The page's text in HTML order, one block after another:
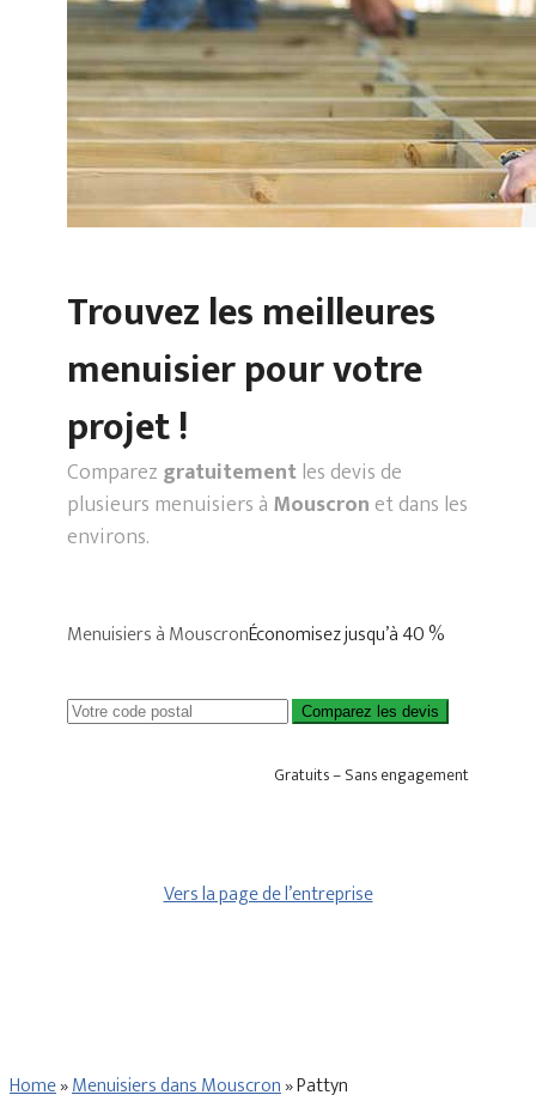
Trouvez les meilleures
menuisier pour votre
projet !
Comparez gratuitementles devis de
plusieurs menuisiers à Mouscronet dans les
environs.
Menuisiers à MouscronÉconomisez jusqu’à 40 %
Comparez les devis
Gratuits – Sans engagement
Vers la page de l’entreprise
Home»Menuisiers dans Mouscron»Pattyn